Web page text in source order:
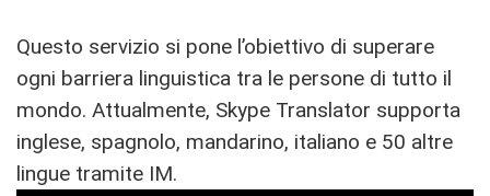
Questo servizio si pone l’obiettivo di superare
ogni barriera linguistica tra le persone di tutto il
mondo. Attualmente, Skype Translator supporta
inglese, spagnolo, mandarino, italiano e 50 altre
lingue tramite IM.